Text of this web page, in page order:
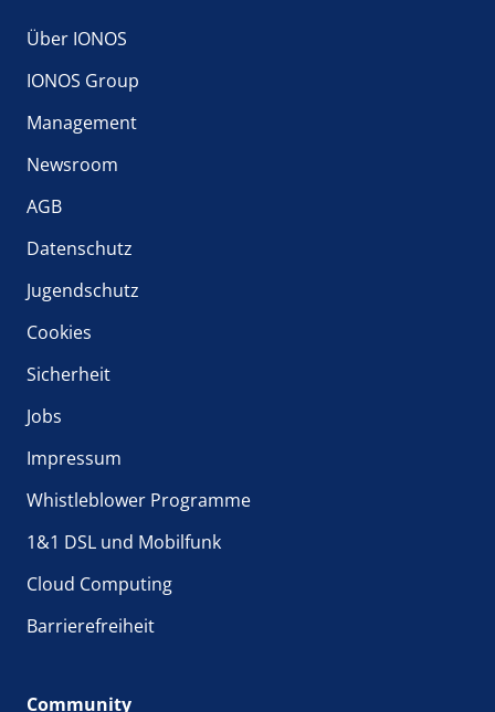
Über IONOS
IONOS Group
Management
Newsroom
AGB
Datenschutz
Jugendschutz
Cookies
Sicherheit
Jobs
Impressum
Whistleblower Programme
1&1 DSL und Mobilfunk
Cloud Computing
Barrierefreiheit
Community